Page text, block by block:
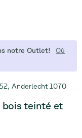
notre Outlet!
Où
Anderlecht 1070
bois teinté et